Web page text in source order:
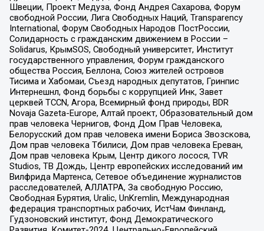
Швеции, Проект Медуза, Фонд Андрея Сахарова, Форум
свободной России, Лига Свободных Наций, Transparеncy
International, Форум Свободных Народов ПостРоссии,
Солидарность с гражданским движением в России –
Solidarus, КрымSOS, Свободный университет, Институт
государственного управления, Форум гражданского
общества Россия, Беллона, Союз жителей островов
Тисима и Хабомаи, Съезд народных депутатов, Гринпис
Интернешнл, Фонд борьбы с коррупцией Инк, Завет
церквей TCCN, Агора, Всемирный фонд природы, BDR
Novaja Gazeta-Europe, Алтай проект, Образовательный дом
прав человека Чернигов, Фонд Дом Прав Человека,
Белорусский дом прав человека имени Бориса Звозскова,
Дом прав человека Тбилиси, Дом прав человека Ереван,
Дом прав человека Крым, Центр дикого лосося, TVR
Studios, ТВ Дождь, Центр европейских исследований им
Вилфрида Мартенса, Сетевое объединение журналистов
расследователей, АЛЛАТРА, За свободную Россию,
Свободная Бурятия, Uralic, UnKremlin, Международная
федерация транспортных рабочих, ИстЧам Финланд,
Гудзоновский институт, Фонд Демократического